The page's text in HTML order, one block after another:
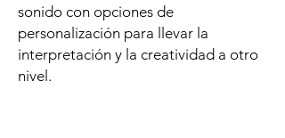
sonido con opciones de
personalización para llevar la
interpretación y la creatividad a otro
nivel.